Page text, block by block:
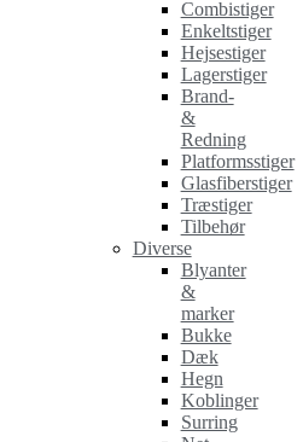
Combistiger
Enkeltstiger
Hejsestiger
Lagerstiger
Brand-
&
Redning
Platformsstiger
Glasfiberstiger
Træstiger
Tilbehør
Diverse
Blyanter
&
marker
Bukke
Dæk
Hegn
Koblinger
Surring